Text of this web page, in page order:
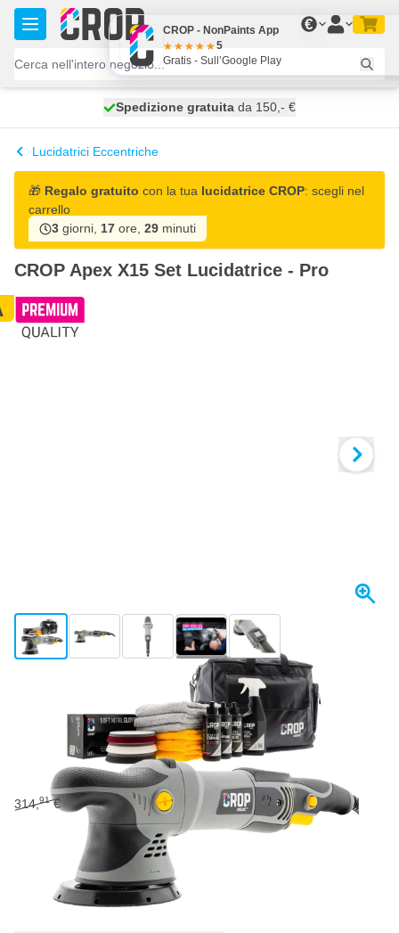
Salta al contenuto
€
spedito oggi
Spedizione gratuita da 150,- €
100 giorni
Lucidatrici Eccentriche
🎁 Regalo gratuito con la tua lucidatrice CROP: scegli nel
carrello
3 giorni, 17 ore, 29 minuti
CROP Apex X15 Set Lucidatrice - Pro
View larger imageView larger imageView larger imageView larger imageView larger image
+17
CROP Apex X15 Set Lucidatrice - Pro
314,91€
44€ incl. IVA
CROP - NonPaints App
5
Gratis - Sull’Google Play